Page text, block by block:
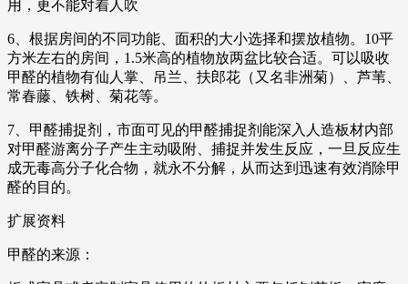
用，更不能对着人吹
6、根据房间的不同功能、面积的大小选择和摆放植物。10平
方米左右的房间，1.5米高的植物放两盆比较合适。可以吸收
甲醛的植物有仙人掌、吊兰、扶郎花（又名非洲菊）、芦苇、
常春藤、铁树、菊花等。
7、甲醛捕捉剂，市面可见的甲醛捕捉剂能深入人造板材内部
对甲醛游离分子产生主动吸附、捕捉并发生反应，一旦反应生
成无毒高分子化合物，就永不分解，从而达到迅速有效消除甲
醛的目的。
扩展资料
甲醛的来源：